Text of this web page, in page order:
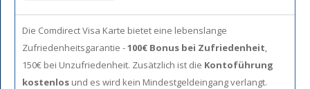
Die Comdirect Visa Karte bietet eine lebenslange
Zufriedenheitsgarantie -100€ Bonus bei Zufriedenheit,
150€ bei Unzufriedenheit. Zusätzlich ist die Kontoführung
kostenlos und es wird kein Mindestgeldeingang verlangt.